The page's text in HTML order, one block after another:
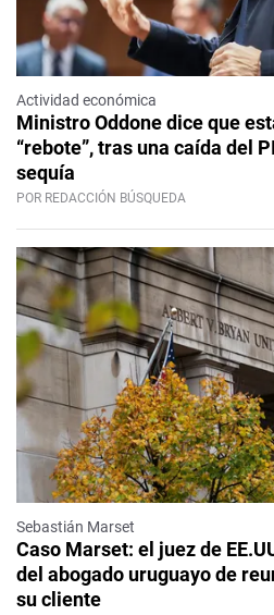
Actividad económica
Ministro Oddone dice que
“rebote”, tras una caída del
sequía
POR REDACCIÓN BÚSQUEDA
Sebastián Marset
Caso Marset: el juez de
del abogado uruguayo de
su cliente